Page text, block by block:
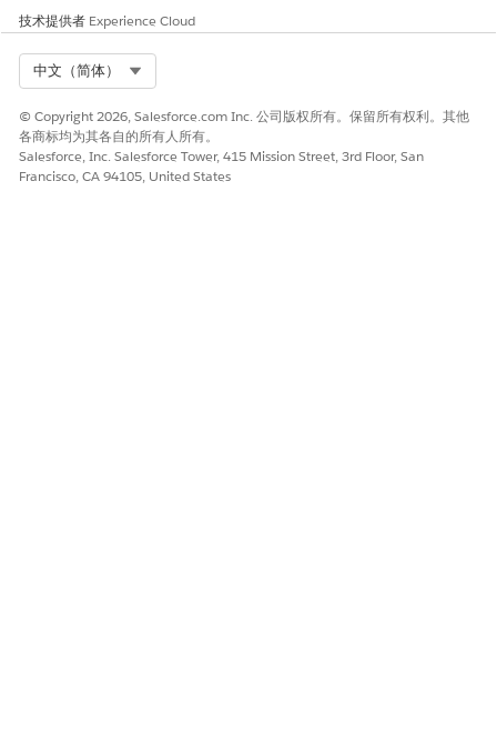
新应用程序版本中的日期格式问题。开发团队会在 4 小时内
审核您的报表并应用修复。当您可以重新提交时，您会收到
通知。
本文章是否解决您的问题？
技术提供者 Experience Cloud
中文（简体）
© Copyright 2026, Salesforce.com Inc. 公司版权所有。保留所有权利。其他
各商标均为其各自的所有人所有。
Salesforce, Inc. Salesforce Tower, 415 Mission Street, 3rd Floor, San
Francisco, CA 94105, United States